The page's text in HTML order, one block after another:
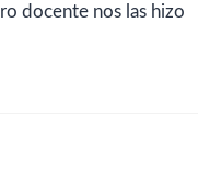
docente nos las hizo